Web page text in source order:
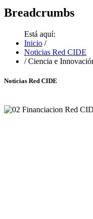
Breadcrumbs
Está aquí:
Inicio /
Noticias Red CIDE
/ Ciencia e
Noticias Red CIDE